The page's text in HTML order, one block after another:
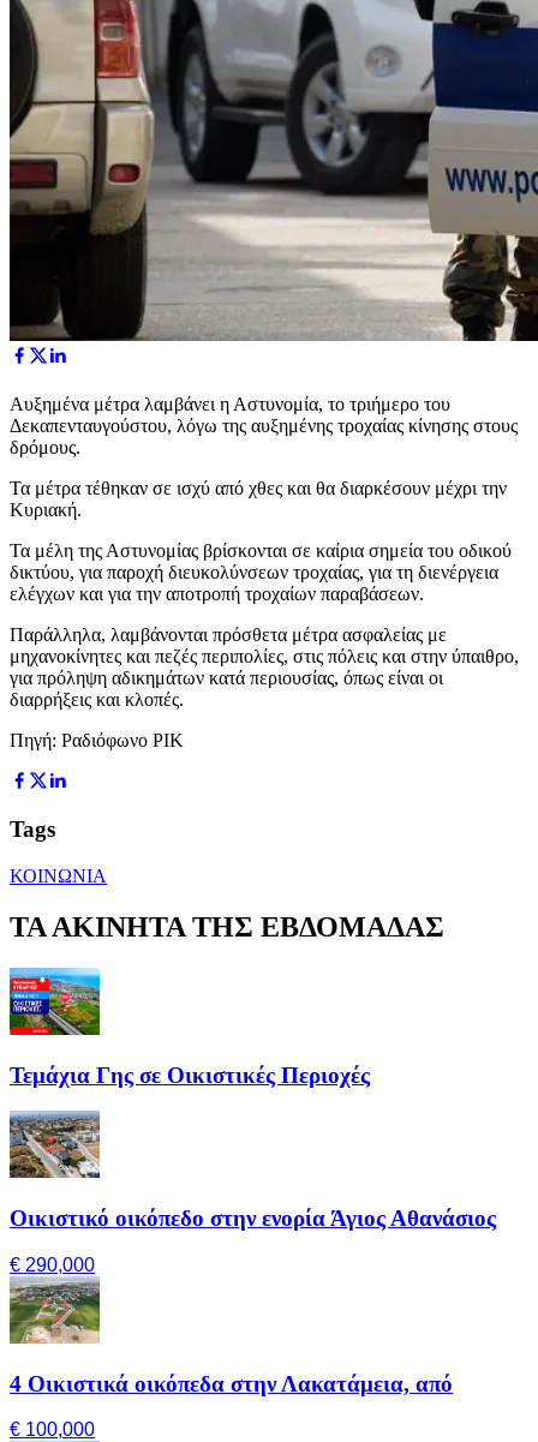
Αυξημένα μέτρα λαμβάνει η Αστυνομία, το τριήμερο του
Δεκαπενταυγούστου, λόγω της αυξημένης τροχαίας κίνησης στους
δρόμους.
Τα μέτρα τέθηκαν σε ισχύ από χθες και θα διαρκέσουν μέχρι την
Κυριακή.
Τα μέλη της Αστυνομίας βρίσκονται σε καίρια σημεία του οδικού
δικτύου, για παροχή διευκολύνσεων τροχαίας, για τη διενέργεια
ελέγχων και για την αποτροπή τροχαίων παραβάσεων.
Παράλληλα, λαμβάνονται πρόσθετα μέτρα ασφαλείας με
μηχανοκίνητες και πεζές περιπολίες, στις πόλεις και στην ύπαιθρο,
για πρόληψη αδικημάτων κατά περιουσίας, όπως είναι οι
διαρρήξεις και κλοπές.
Πηγή: Ραδιόφωνο ΡΙΚ
Tags
ΚΟΙΝΩΝΙΑ
ΤΑ ΑΚΙΝΗΤΑ ΤΗΣ ΕΒΔΟΜΑΔΑΣ
Τεμάχια Γης σε Οικιστικές Περιοχές
Οικιστικό οικόπεδο στην ενορία Άγιος Αθανάσιος
€ 290,000
4 Οικιστικά οικόπεδα στην Λακατάμεια, από
€ 100,000